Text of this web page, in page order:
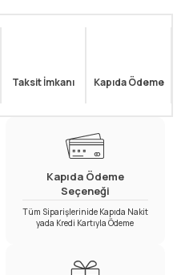
Taksit İmkanı Kapıda Ödeme
Kapıda Ödeme
Seçeneği
Tüm Siparişlerinide Kapıda Nakit
yada Kredi Kartıyla Ödeme